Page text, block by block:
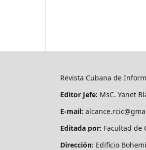
Revista Cubana de
Editor Jefe: MsC. Yanet
E-mail:
Editada por: Facultad de
Dirección: Edificio